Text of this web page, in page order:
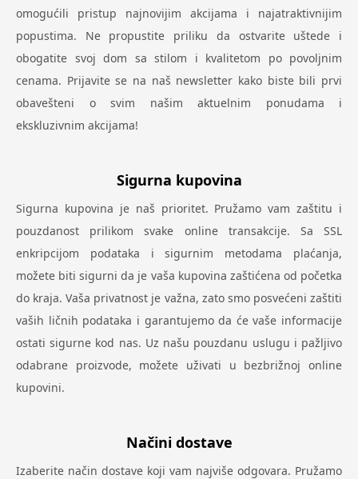
omogućili pristup najnovijim akcijama i najatraktivnijim
popustima. Ne propustite priliku da ostvarite uštede i
obogatite svoj dom sa stilom i kvalitetom po povoljnim
cenama. Prijavite se na naš newsletter kako biste bili prvi
obavešteni o svim našim aktuelnim ponudama i
ekskluzivnim akcijama!
Sigurna kupovina
Sigurna kupovina je naš prioritet. Pružamo vam zaštitu i
pouzdanost prilikom svake online transakcije. Sa SSL
enkripcijom podataka i sigurnim metodama plaćanja,
možete biti sigurni da je vaša kupovina zaštićena od početka
do kraja. Vaša privatnost je važna, zato smo posvećeni zaštiti
vaših ličnih podataka i garantujemo da će vaše informacije
ostati sigurne kod nas. Uz našu pouzdanu uslugu i pažljivo
odabrane proizvode, možete uživati u bezbrižnoj online
kupovini.
Načini dostave
Izaberite način dostave koji vam najviše odgovara. Pružamo